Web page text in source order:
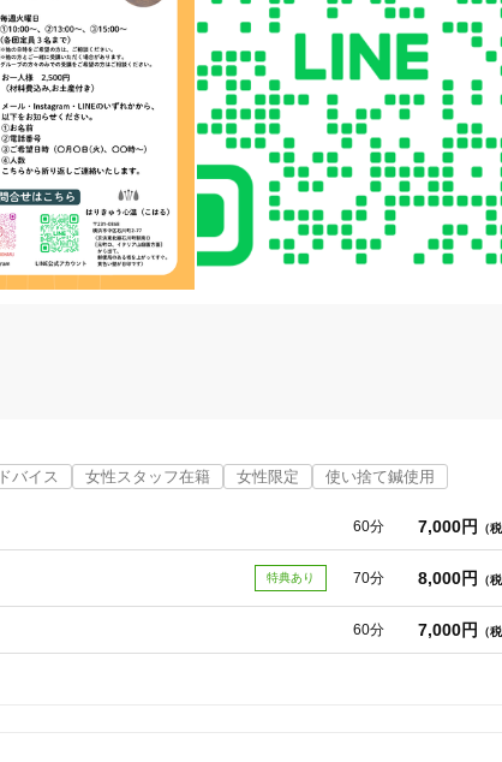
。
しい」——そんな想いから開院しました。親せきや友人の家にふらっ
バイス 女性スタッフ在籍 女性限定 使い捨て鍼使用
60分 7,000円 （
特典あり 70分 8,000円 （
60分 7,000円 （